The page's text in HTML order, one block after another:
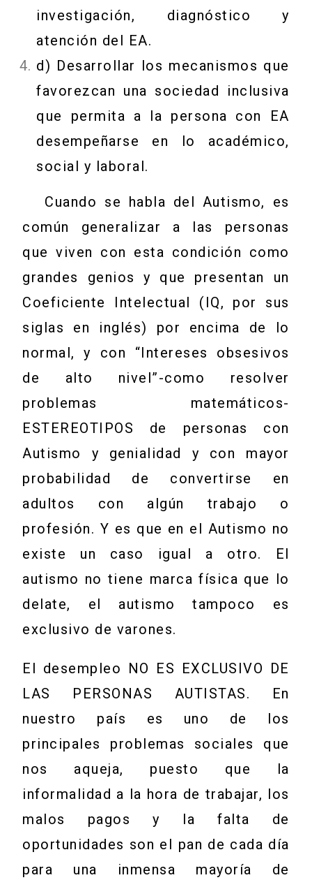
investigación, diagnóstico y
atención del EA.
d) Desarrollar los mecanismos que
favorezcan una sociedad inclusiva
que permita a la persona con EA
desempeñarse en lo académico,
social y laboral.
Cuando se habla del Autismo, es
común generalizar a las personas
que viven con esta condición como
grandes genios y que presentan un
Coeficiente Intelectual (IQ, por sus
siglas en inglés) por encima de lo
normal, y con “Intereses obsesivos
de alto nivel”-como resolver
problemas matemáticos-
ESTEREOTIPOS de personas con
Autismo y genialidad y con mayor
probabilidad de convertirse en
adultos con algún trabajo o
profesión. Y es que en el Autismo no
existe un caso igual a otro. El
autismo no tiene marca física que lo
delate, el autismo tampoco es
exclusivo de varones.
El desempleo NO ES EXCLUSIVO DE
LAS PERSONAS AUTISTAS. En
nuestro país es uno de los
principales problemas sociales que
nos aqueja, puesto que la
informalidad a la hora de trabajar, los
malos pagos y la falta de
oportunidades son el pan de cada día
para una inmensa mayoría de